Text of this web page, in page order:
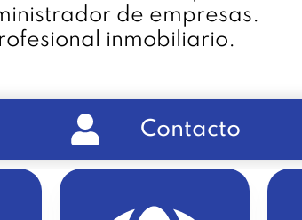
de empresas.
inmobiliario.
Contacto